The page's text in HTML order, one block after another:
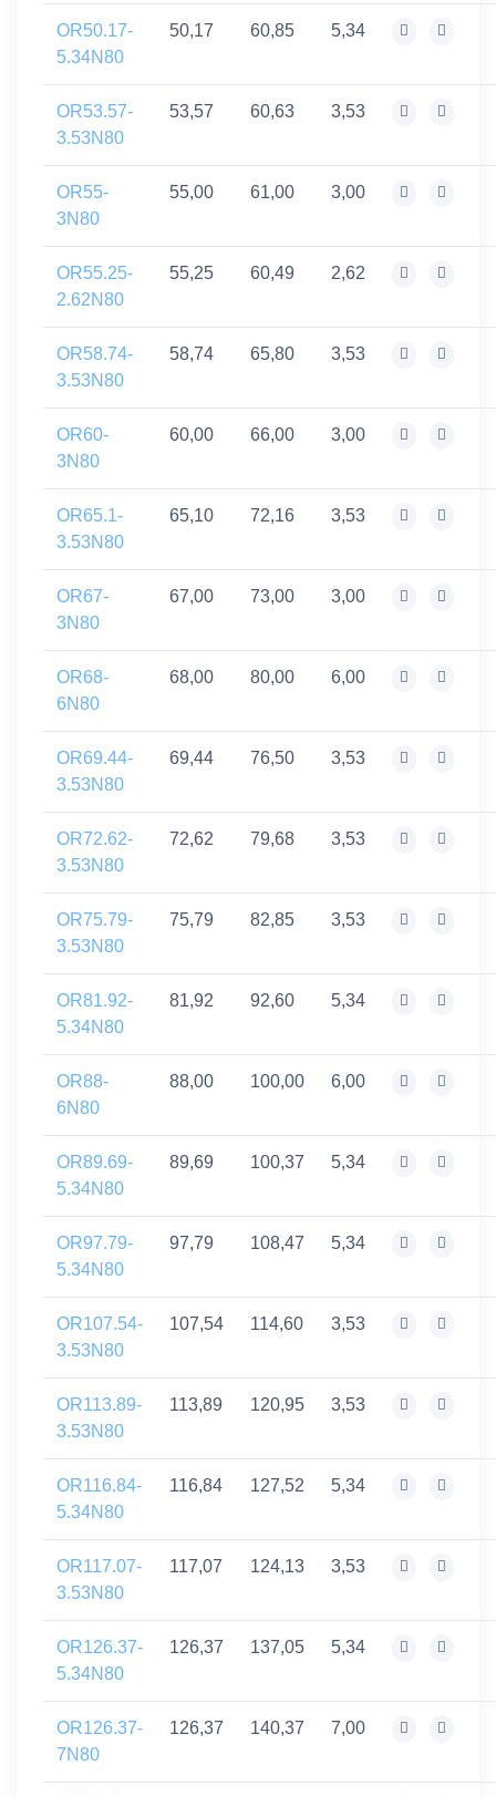
OR50.17-
5.34N80
50,17 60,85 5,34
OR53.57-
3.53N80
53,57 60,63 3,53
OR55-
3N80
55,00 61,00 3,00
OR55.25-
2.62N80
55,25 60,49 2,62
OR58.74-
3.53N80
58,74 65,80 3,53
OR60-
3N80
60,00 66,00 3,00
OR65.1-
3.53N80
65,10 72,16 3,53
OR67-
3N80
67,00 73,00 3,00
OR68-
6N80
68,00 80,00 6,00
OR69.44-
3.53N80
69,44 76,50 3,53
OR72.62-
3.53N80
72,62 79,68 3,53
OR75.79-
3.53N80
75,79 82,85 3,53
OR81.92-
5.34N80
81,92 92,60 5,34
OR88-
6N80
88,00 100,00 6,00
OR89.69-
5.34N80
89,69 100,37 5,34
OR97.79-
5.34N80
97,79 108,47 5,34
OR107.54-
3.53N80
107,54 114,60 3,53
OR113.89-
3.53N80
113,89 120,95 3,53
OR116.84-
5.34N80
116,84 127,52 5,34
OR117.07-
3.53N80
117,07 124,13 3,53
OR126.37-
5.34N80
126,37 137,05 5,34
OR126.37-
7N80
126,37 140,37 7,00